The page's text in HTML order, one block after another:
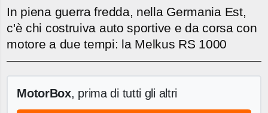
In piena guerra fredda, nella Germania Est,
c'è chi costruiva auto sportive e da corsa con
motore a due tempi: la Melkus RS 1000
MotorBox, prima di tutti gli altri